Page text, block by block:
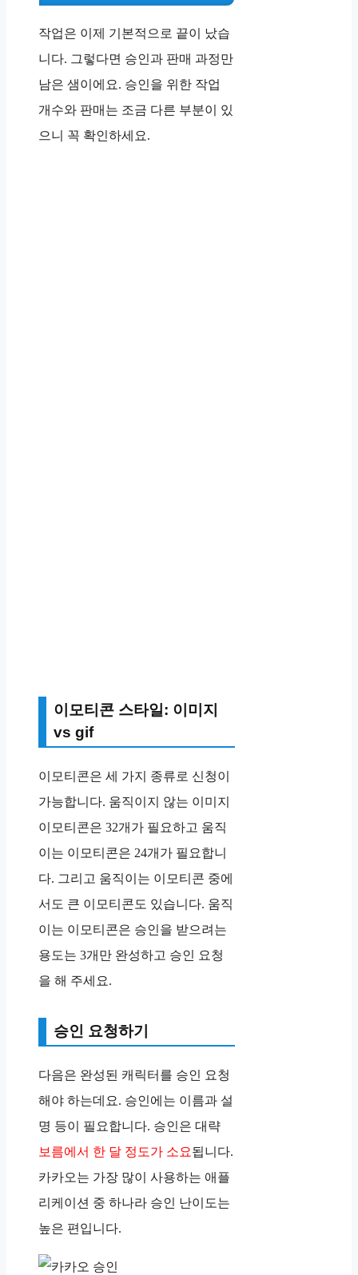
작업은 이제 기본적으로 끝이 났습
니다. 그렇다면 승인과 판매 과정만
남은 샘이에요. 승인을 위한 작업
개수와 판매는 조금 다른 부분이 있
으니 꼭 확인하세요.
이모티콘 스타일: 이미지
vs gif
이모티콘은 세 가지 종류로 신청이
가능합니다. 움직이지 않는 이미지
이모티콘은 32개가 필요하고 움직
이는 이모티콘은 24개가 필요합니
다. 그리고 움직이는 이모티콘 중에
서도 큰 이모티콘도 있습니다. 움직
이는 이모티콘은 승인을 받으려는
용도는 3개만 완성하고 승인 요청
을 해 주세요.
승인 요청하기
다음은 완성된 캐릭터를 승인 요청
해야 하는데요. 승인에는 이름과 설
명 등이 필요합니다. 승인은 대략
보름에서 한 달 정도가 소요됩니다.
카카오는 가장 많이 사용하는 애플
리케이션 중 하나라 승인 난이도는
높은 편입니다.